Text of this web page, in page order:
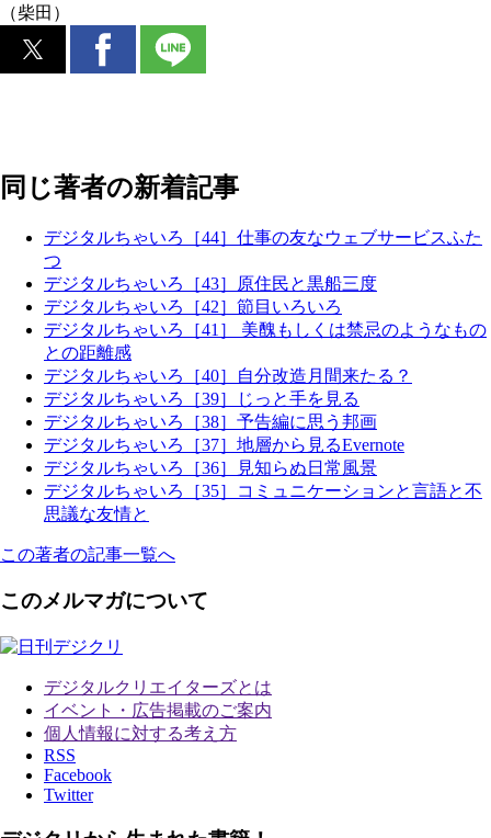
（柴田）
同じ著者の新着記事
デジタルちゃいろ［44］仕事の友なウェブサービスふた
つ
デジタルちゃいろ［43］原住民と黒船三度
デジタルちゃいろ［42］節目いろいろ
デジタルちゃいろ［41］ 美醜もしくは禁忌のようなもの
との距離感
デジタルちゃいろ［40］自分改造月間来たる？
デジタルちゃいろ［39］じっと手を見る
デジタルちゃいろ［38］予告編に思う邦画
デジタルちゃいろ［37］地層から見るEvernote
デジタルちゃいろ［36］見知らぬ日常風景
デジタルちゃいろ［35］コミュニケーションと言語と不
思議な友情と
この著者の記事一覧へ
このメルマガについて
デジタルクリエイターズとは
イベント・広告掲載のご案内
個人情報に対する考え方
RSS
Facebook
Twitter